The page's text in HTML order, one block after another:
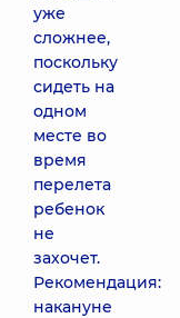
уже
сложнее,
поскольку
сидеть на
одном
месте во
время
перелета
ребенок
не
захочет.
Рекомендация:
накануне